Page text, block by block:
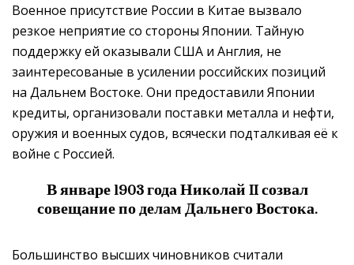
Военное присутствие России в Китае вызвало
резкое неприятие со стороны Японии. Тайную
поддержку ей оказывали США и Англия, не
заинтересованые в усилении российских позиций
на Дальнем Востоке. Они предоставили Японии
кредиты, организовали поставки металла и нефти,
оружия и военных судов, всячески подталкивая её к
войне с Россией.
В январе 1903 года Николай II созвал
совещание по делам Дальнего Востока.
Большинство высших чиновников считали